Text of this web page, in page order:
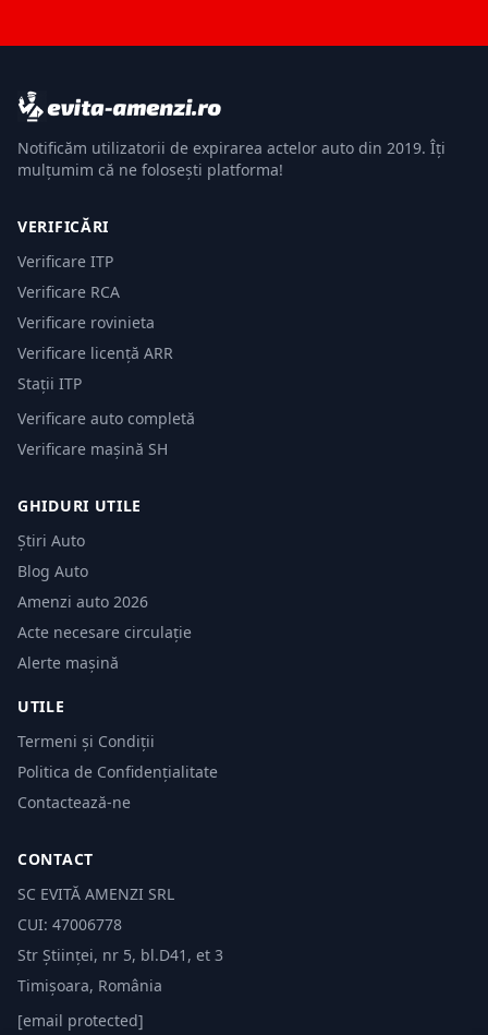
Notificăm utilizatorii de expirarea actelor auto din 2019. Îți
mulțumim că ne folosești platforma!
VERIFICĂRI
Verificare ITP
Verificare RCA
Verificare rovinieta
Verificare licență ARR
Stații ITP
Verificare auto completă
Verificare mașină SH
GHIDURI UTILE
Știri Auto
Blog Auto
Amenzi auto 2026
Acte necesare circulație
Alerte mașină
UTILE
Termeni și Condiții
Politica de Confidențialitate
Contactează-ne
CONTACT
SC EVITĂ AMENZI SRL
CUI: 47006778
Str Științei, nr 5, bl.D41, et 3
Timișoara, România
[email protected]